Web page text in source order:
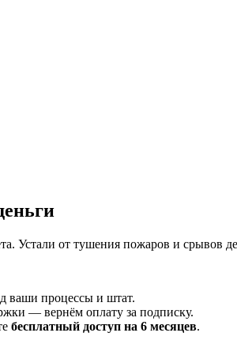
Устали от тушения пожаров и срывов
ваши процессы и штат.
— вернём оплату за подписку.
бесплатный доступ на 6 месяцев.